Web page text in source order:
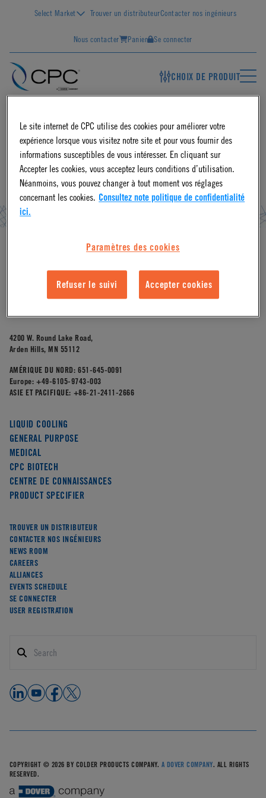
Select Market Trouver un distributeurContacter nos ingénieurs
Nous contacter Panier Se connecter
CHOIX DE PRODUIT
Products
Content
Show More
4200 W. Round Lake Road,
Arden Hills, MN 55112
AMÉRIQUE DU NORD: 651-645-0091
Europe: +49-6105-9743-003
ASIE ET PACIFIQUE: +86-21-2411-2666
LIQUID COOLING
GENERAL PURPOSE
MEDICAL
CPC BIOTECH
CENTRE DE CONNAISSANCES
PRODUCT SPECIFIER
TROUVER UN DISTRIBUTEUR
CONTACTER NOS INGÉNIEURS
NEWS ROOM
CAREERS
ALLIANCES
EVENTS SCHEDULE
SE CONNECTER
USER REGISTRATION
COPYRIGHT © 2026 BY COLDER PRODUCTS COMPANY. A DOVER COMPANY. ALL RIGHTS
RESERVED.
Le site internet de CPC utilise des cookies pour améliorer votre
expérience lorsque vous visitez notre site et pour vous fournir des
informations susceptibles de vous intéresser. En cliquant sur
Accepter les cookies, vous acceptez leurs conditions d’utilisation.
Néanmoins, vous pouvez changer à tout moment vos réglages
concernant les cookies. Consultez note politique de confidentialité
ici.
Paramètres des cookies
Refuser le suivi Accepter cookies